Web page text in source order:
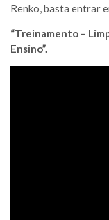
Renko, basta entrar
“Treinamento –
Ensino”.